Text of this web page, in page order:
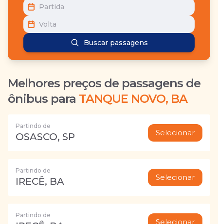
Partida
Volta
Buscar passagens
Melhores preços de passagens de
ônibus para TANQUE NOVO, BA
Partindo de
OSASCO, SP Selecionar
Partindo de
IRECÊ, BA Selecionar
Partindo de
Selecionar